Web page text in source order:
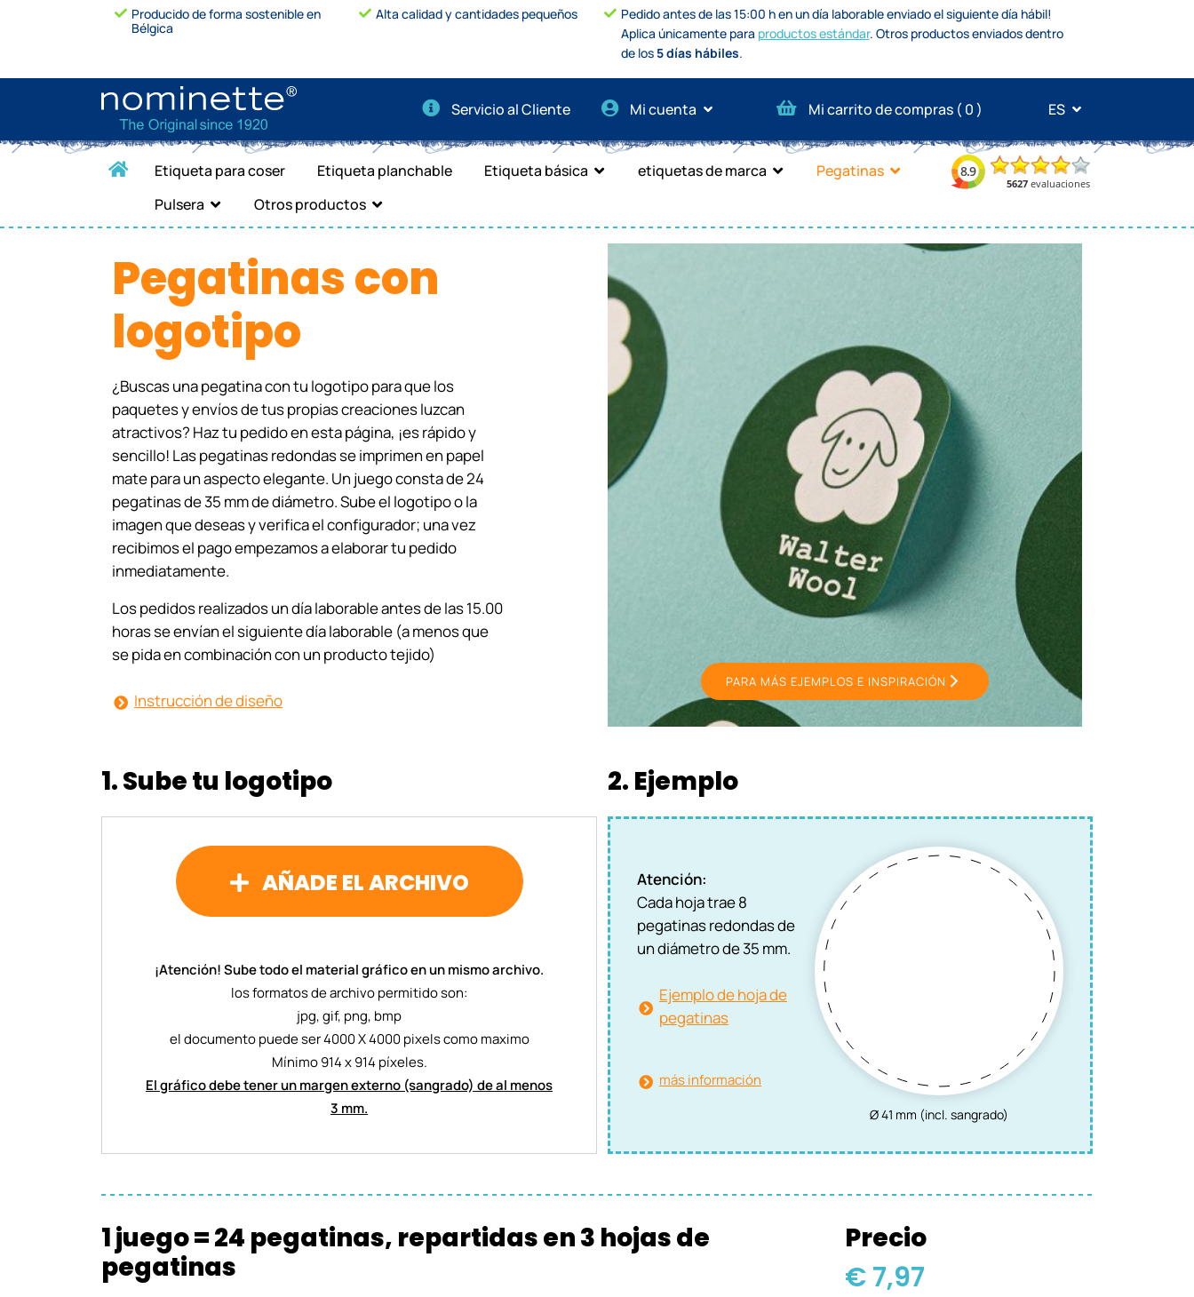
Producido de forma sostenible en
Bélgica
Alta calidad y cantidades pequeños
Pedido antes de las 15:00 h en un día laborable enviado el siguiente día hábil!
Aplica únicamente para productos estándar. Otros productos enviados dentro
de los 5 días hábiles.
Servicio al Cliente Mi cuenta Mi carrito de compras ( 0) ES
Etiqueta para coser Etiqueta planchable Etiqueta básica etiquetas de marca
Pegatinas
Pulsera
Otros productos
Pegatinas con
logotipo
¿Buscas una pegatina con tu logotipo para que los
paquetes y envíos de tus propias creaciones luzcan
atractivos? Haz tu pedido en esta página, ¡es rápido y
sencillo! Las pegatinas redondas se imprimen en papel
mate para un aspecto elegante. Un juego consta de 24
pegatinas de 35 mm de diámetro. Sube el logotipo o la
imagen que deseas y verifica el configurador; una vez
recibimos el pago empezamos a elaborar tu pedido
inmediatamente.
Los pedidos realizados un día laborable antes de las 15.00
horas se envían el siguiente día laborable (a menos que
se pida en combinación con un producto tejido)
Instrucción de diseño
PARA MÁS EJEMPLOS E INSPIRACIÓN
1. Sube tu logotipo
AÑADE EL ARCHIVO
¡Atención! Sube todo el material gráfico en un mismo archivo.
los formatos de archivo permitido son:
jpg, gif, png, bmp
el documento puede ser 4000 X 4000 pixels como maximo
Mínimo 914 x 914 píxeles.
El gráfico debe tener un margen externo (sangrado) de al menos
3 mm.
2. Ejemplo
Atención:
Cada hoja trae 8
pegatinas redondas de
un diámetro de 35 mm.
Ejemplo de hoja de
pegatinas
más información
Ø 41 mm (incl. sangrado)
1 juego = 24 pegatinas, repartidas en 3 hojas de
pegatinas
Precio
€ 7,97